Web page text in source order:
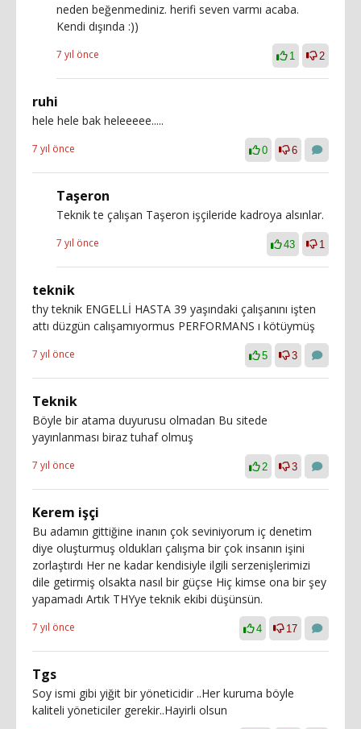
neden beğenmediniz. herifi seven varmı acaba.
Kendi dışında :))
7 yıl önce 1 2
ruhi
hele hele bak heleeeee.....
7 yıl önce 0 6
Taşeron
Teknik te çalışan Taşeron işçileride kadroya alsınlar.
7 yıl önce 43 1
teknik
thy teknik ENGELLİ HASTA 39 yaşındaki çalışanını işten
attı düzgün calışamıyormus PERFORMANS ı kötüymüş
7 yıl önce 5 3
Teknik
Böyle bir atama duyurusu olmadan Bu sitede
yayınlanması biraz tuhaf olmuş
7 yıl önce 2 3
Kerem işçi
Bu adamın gittiğine inanın çok seviniyorum iç denetim
diye oluşturmuş oldukları çalışma bir çok insanın işini
zorlaştırdı Her ne kadar kendisiyle ilgili serzenişlerimizi
dile getirmiş olsakta nasıl bir güçse Hiç kimse ona bir şey
yapamadı Artık THYye teknik ekibi düşünsün.
7 yıl önce 4 17
Tgs
Soy ismi gibi yiğit bir yöneticidir ..Her kuruma böyle
kaliteli yöneticiler gerekir..Hayirli olsun